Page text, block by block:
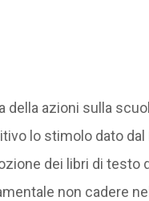
della azioni sulla
lo stimolo dato dal
dei libri di testo
non cadere